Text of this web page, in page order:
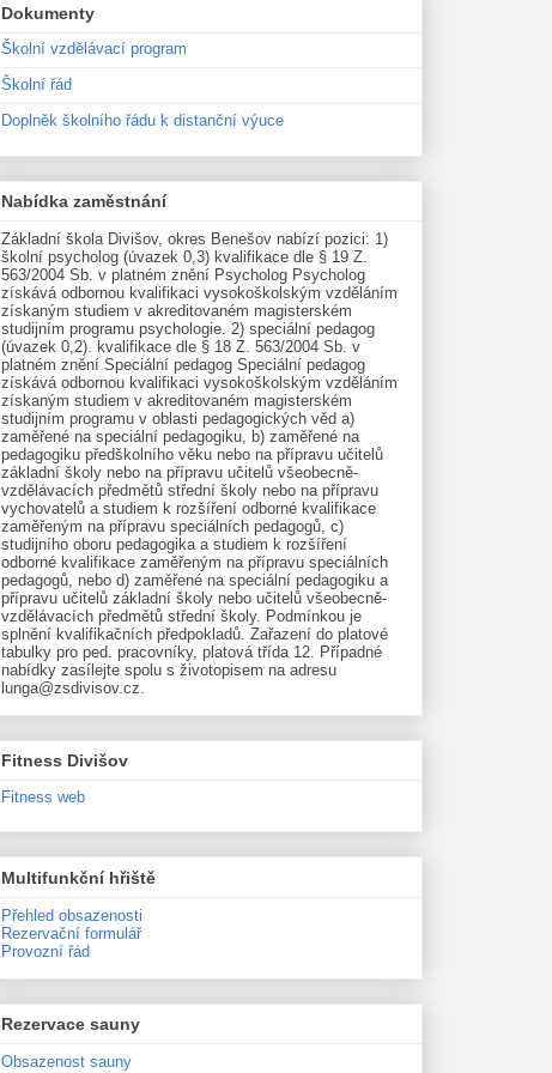
Dokumenty
Školní vzdělávací program
Školní řád
Doplněk školního řádu k distanční výuce
Nabídka zaměstnání
Základní škola Divišov, okres Benešov nabízí pozici: 1)
školní psycholog (úvazek 0,3) kvalifikace dle § 19 Z.
563/2004 Sb. v platném znění Psycholog Psycholog
získává odbornou kvalifikaci vysokoškolským vzděláním
získaným studiem v akreditovaném magisterském
studijním programu psychologie. 2) speciální pedagog
(úvazek 0,2). kvalifikace dle § 18 Z. 563/2004 Sb. v
platném znění Speciální pedagog Speciální pedagog
získává odbornou kvalifikaci vysokoškolským vzděláním
získaným studiem v akreditovaném magisterském
studijním programu v oblasti pedagogických věd a)
zaměřené na speciální pedagogiku, b) zaměřené na
pedagogiku předškolního věku nebo na přípravu učitelů
základní školy nebo na přípravu učitelů všeobecně-
vzdělávacích předmětů střední školy nebo na přípravu
vychovatelů a studiem k rozšíření odborné kvalifikace
zaměřeným na přípravu speciálních pedagogů, c)
studijního oboru pedagogika a studiem k rozšíření
odborné kvalifikace zaměřeným na přípravu speciálních
pedagogů, nebo d) zaměřené na speciální pedagogiku a
přípravu učitelů základní školy nebo učitelů všeobecně-
vzdělávacích předmětů střední školy. Podmínkou je
splnění kvalifikačních předpokladů. Zařazení do platové
tabulky pro ped. pracovníky, platová třída 12. Případné
nabídky zasílejte spolu s životopisem na adresu
lunga@zsdivisov.cz.
Fitness Divišov
Fitness web
Multifunkční hřiště
Přehled obsazenosti
Rezervační formulář
Provozní řád
Rezervace sauny
Obsazenost sauny